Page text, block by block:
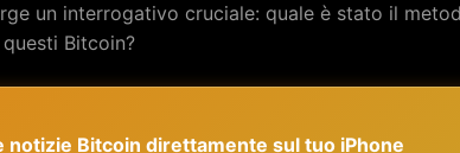
un interrogativo cruciale: quale è stato il
Bitcoin?
notizie Bitcoin direttamente sul tuo iPhone